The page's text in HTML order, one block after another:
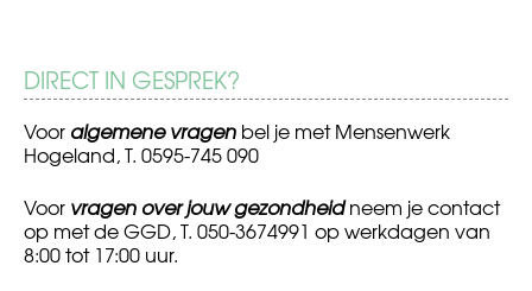
DIRECT IN GESPREK?
Voor algemene vragen bel je met Mensenwerk
Hogeland, T. 0595-745 090
Voor vragen over jouw gezondheidneem je contact
op met de GGD, T. 050-3674991 op werkdagen van
8:00 tot 17:00 uur.